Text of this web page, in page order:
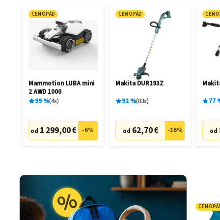
CENOPÁD
Mammotion LUBA mini
2 AWD 1000
99 % 4x
od 1 299,00 € -6%
CENOPÁD
Makita DUR193Z
92% 83x
od 62,70 € -16%
77
od